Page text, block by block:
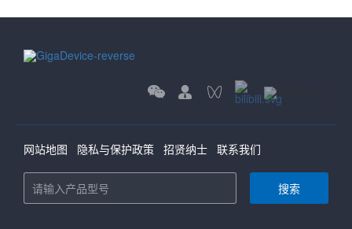
网站地图 隐私与保护政策 招贤纳士 联系我们
搜索